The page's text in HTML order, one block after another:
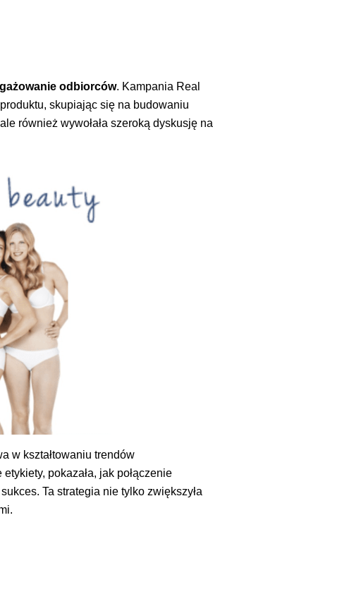
odbiorców. Kampania Real
skupiając się na budowaniu
również wywołała szeroką dyskusję na
w kształtowaniu trendów
pokazała, jak połączenie
Ta strategia nie tylko zwiększyła